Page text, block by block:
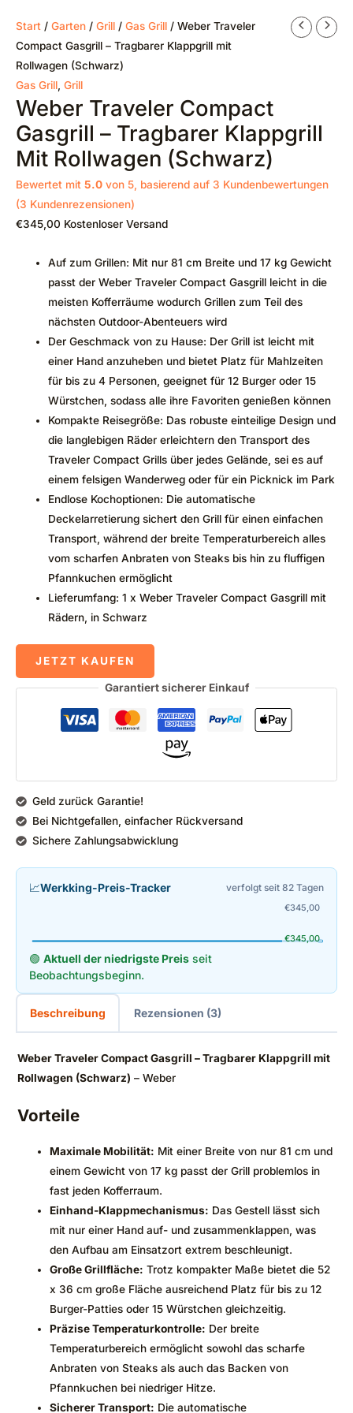
Start / Garten / Grill / Gas Grill / Weber Traveler
Compact Gasgrill – Tragbarer Klappgrill mit
Rollwagen (Schwarz)
Gas Grill Grill
Weber Traveler Compact
Gasgrill – Tragbarer Klappgrill
Mit Rollwagen (Schwarz)
Bewertet mit 5.0 von 5, basierend auf 3 Kundenbewertungen
(3 Kundenrezensionen)
€345,00 Kostenloser Versand
Auf zum Grillen: Mit nur 81 cm Breite und 17 kg Gewicht
passt der Weber Traveler Compact Gasgrill leicht in die
meisten Kofferräume wodurch Grillen zum Teil des
nächsten Outdoor-Abenteuers wird
Der Geschmack von zu Hause: Der Grill ist leicht mit
einer Hand anzuheben und bietet Platz für Mahlzeiten
für bis zu 4 Personen, geeignet für 12 Burger oder 15
Würstchen, sodass alle ihre Favoriten genießen können
Kompakte Reisegröße: Das robuste einteilige Design und
die langlebigen Räder erleichtern den Transport des
Traveler Compact Grills über jedes Gelände, sei es auf
einem felsigen Wanderweg oder für ein Picknick im Park
Endlose Kochoptionen: Die automatische
Deckelarretierung sichert den Grill für einen einfachen
Transport, während der breite Temperaturbereich alles
vom scharfen Anbraten von Steaks bis hin zu fluffigen
Pfannkuchen ermöglicht
Lieferumfang: 1 x Weber Traveler Compact Gasgrill mit
Rädern, in Schwarz
JETZT KAUFEN
Garantiert sicherer Einkauf
Geld zurück Garantie!
Bei Nichtgefallen, einfacher Rückversand
Sichere Zahlungsabwicklung
📈Werkking-Preis-Tracker verfolgt seit 82 Tagen
€345,00
€345,00
🟢 Aktuell der niedrigste Preis seit
Beobachtungsbeginn.
Beschreibung Rezensionen (3)
Weber Traveler Compact Gasgrill – Tragbarer Klappgrill mit
Rollwagen (Schwarz) – Weber
Vorteile
Maximale Mobilität: Mit einer Breite von nur 81 cm und
einem Gewicht von 17 kg passt der Grill problemlos in
fast jeden Kofferraum.
Einhand-Klappmechanismus: Das Gestell lässt sich
mit nur einer Hand auf- und zusammenklappen, was
den Aufbau am Einsatzort extrem beschleunigt.
Große Grillfläche: Trotz kompakter Maße bietet die 52
x 36 cm große Fläche ausreichend Platz für bis zu 12
Burger-Patties oder 15 Würstchen gleichzeitig.
Präzise Temperaturkontrolle: Der breite
Temperaturbereich ermöglicht sowohl das scharfe
Anbraten von Steaks als auch das Backen von
Pfannkuchen bei niedriger Hitze.
Sicherer Transport: Die automatische